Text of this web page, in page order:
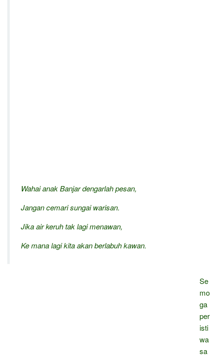
Wahai anak Banjar dengarlah pesan,
Jangan cemari sungai warisan.
Jika air keruh tak lagi menawan,
Ke mana lagi kita akan berlabuh kawan.
Se
mo
ga
per
isti
wa
sa